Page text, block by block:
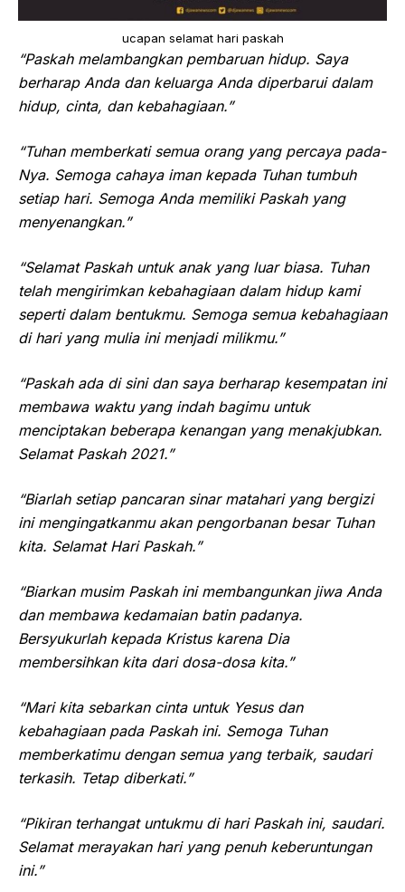
ucapan selamat hari paskah
“Paskah melambangkan pembaruan hidup. Saya
berharap Anda dan keluarga Anda diperbarui dalam
hidup, cinta, dan kebahagiaan.”
“Tuhan memberkati semua orang yang percaya pada-
Nya. Semoga cahaya iman kepada Tuhan tumbuh
setiap hari. Semoga Anda memiliki Paskah yang
menyenangkan.”
“Selamat Paskah untuk anak yang luar biasa. Tuhan
telah mengirimkan kebahagiaan dalam hidup kami
seperti dalam bentukmu. Semoga semua kebahagiaan
di hari yang mulia ini menjadi milikmu.”
“Paskah ada di sini dan saya berharap kesempatan ini
membawa waktu yang indah bagimu untuk
menciptakan beberapa kenangan yang menakjubkan.
Selamat Paskah 2021.”
“Biarlah setiap pancaran sinar matahari yang bergizi
ini mengingatkanmu akan pengorbanan besar Tuhan
kita. Selamat Hari Paskah.”
“Biarkan musim Paskah ini membangunkan jiwa Anda
dan membawa kedamaian batin padanya.
Bersyukurlah kepada Kristus karena Dia
membersihkan kita dari dosa-dosa kita.”
“Mari kita sebarkan cinta untuk Yesus dan
kebahagiaan pada Paskah ini. Semoga Tuhan
memberkatimu dengan semua yang terbaik, saudari
terkasih. Tetap diberkati.”
“Pikiran terhangat untukmu di hari Paskah ini, saudari.
Selamat merayakan hari yang penuh keberuntungan
ini.”